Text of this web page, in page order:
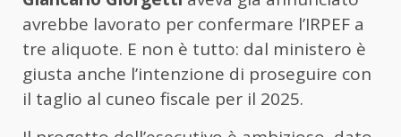
avrebbe lavorato per confermare l’IRPEF a
tre aliquote. E non è tutto: dal ministero è
giusta anche l’intenzione di proseguire con
il taglio al cuneo fiscale per il 2025.